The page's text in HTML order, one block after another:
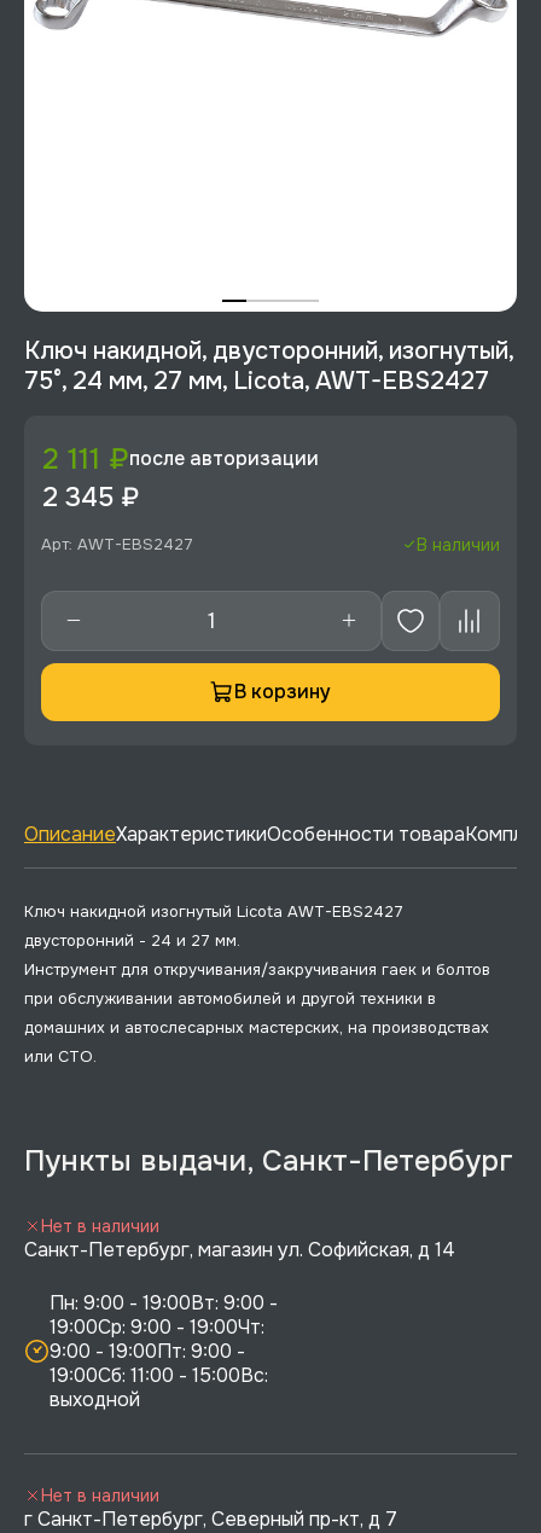
Ключ накидной, двусторонний, изогнутый,
75°, 24 мм, 27 мм, Licota, AWT-EBS2427
2 111 ₽после авторизации
2 345 ₽
Арт: AWT-EBS2427 В наличии
В корзину
ОписаниеХарактеристикиОсобенности товара
Ключ накидной изогнутый Licota AWT-EBS2427
двусторонний - 24 и 27 мм.
Инструмент для откручивания/закручивания гаек и болтов
при обслуживании автомобилей и другой техники в
домашних и автослесарных мастерских, на производствах
или СТО.
Пункты выдачи, Санкт-Петербург
Санкт-Петербург, магазин ул. Софийская, д 14
Пн: 9:00 - 19:00Вт: 9:00 -
19:00Ср: 9:00 - 19:00Чт:
9:00 - 19:00Пт: 9:00 -
19:00Сб: 11:00 - 15:00Вс:
выходной
Нет в наличии
г Санкт-Петербург, Северный пр-кт, д 7
Нет в наличии